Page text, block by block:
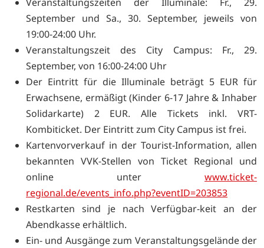
September und Sa., 30. September, jeweils von
19:00-24:00 Uhr.
Veranstaltungszeit des City Campus: Fr., 29.
September, von 16:00-24:00 Uhr
Der Eintritt für die Illuminale beträgt 5 EUR für
Erwachsene, ermäßigt (Kinder 6-17 Jahre & Inhaber
Solidarkarte) 2 EUR. Alle Tickets inkl. VRT-
Kombiticket. Der Eintritt zum City Campus ist frei.
Kartenvorverkauf in der Tourist-Information, allen
bekannten VVK-Stellen von Ticket Regional und
online unter www.ticket-
regional.de/events_info.php?eventID=203853
Restkarten sind je nach Verfügbar-keit an der
Abendkasse erhältlich.
Ein- und Ausgänge zum Veranstaltungsgelände der